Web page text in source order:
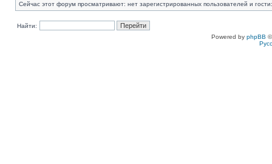
Сейчас этот форум просматривают: нет зарегистрированных пользователей и
Найти:
Powered by phpBB